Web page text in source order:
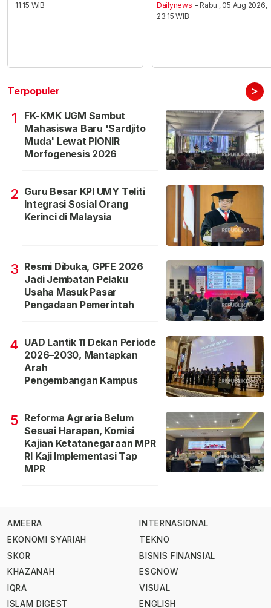
11:15 WIB
Dailynews - Rabu , 05 Aug 2026,
23:15 WIB
Terpopuler >
1
FK-KMK UGM Sambut
Mahasiswa Baru 'Sardjito
Muda' Lewat PIONIR
Morfogenesis 2026
2 Guru Besar KPI UMY Teliti
Integrasi Sosial Orang
Kerinci di Malaysia
3 Resmi Dibuka, GPFE 2026
Jadi Jembatan Pelaku
Usaha Masuk Pasar
Pengadaan Pemerintah
4 UAD Lantik 11 Dekan Periode
2026–2030, Mantapkan
Arah
Pengembangan Kampus
5 Reforma Agraria Belum
Sesuai Harapan, Komisi
Kajian Ketatanegaraan MPR
RI Kaji Implementasi Tap
MPR
AMEERA
EKONOMI SYARIAH
SKOR
KHAZANAH
IQRA
ISLAM DIGEST
INTERNASIONAL
TEKNO
BISNIS FINANSIAL
ESGNOW
VISUAL
ENGLISH